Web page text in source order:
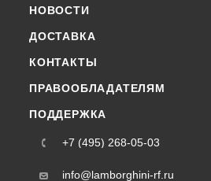
НОВОСТИ
ДОСТАВКА
КОНТАКТЫ
ПРАВООБЛАДАТЕЛЯМ
ПОДДЕРЖКА
+7 (495) 268-05-03
info@lamborghini-rf.ru